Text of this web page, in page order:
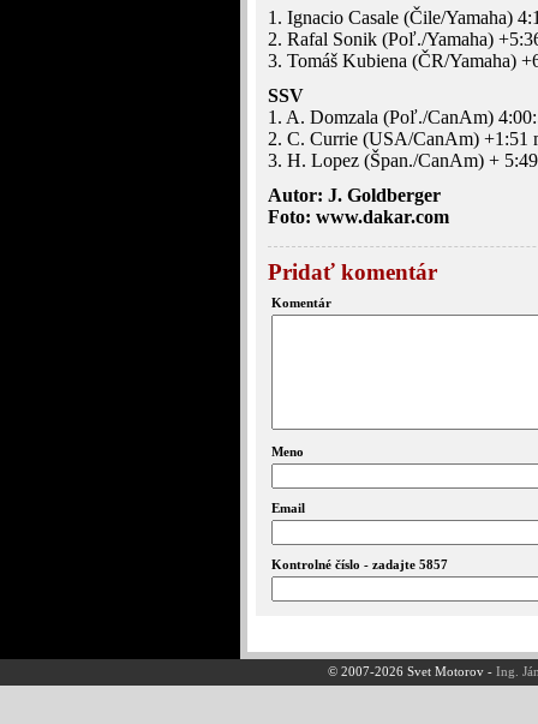
1. Ignacio Casale (Čile/Yamaha)
2. Rafal Sonik (Poľ./Yamaha)
3. Tomáš Kubiena (ČR/Yamaha)
SSV
1. A. Domzala (Poľ./CanAm)
2. C. Currie (USA/CanAm) +1:51
3. H. Lopez (Špan./CanAm) + 5:49
Autor: J. Goldberger
Foto: www.dakar.com
Pridať komentár
Komentár
Meno
Email
Kontrolné číslo - zadajte 5857
© 2007-2026 Svet Motorov -Ing.